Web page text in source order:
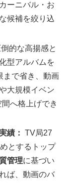
ーニバル・お
候補を絞り込
的な高揚感と
型アルバムを
まで省き、動画
大規模イベン
へ格上げでき
績： TV局27
とするトップ
管理に基づい
ば、動画のバ